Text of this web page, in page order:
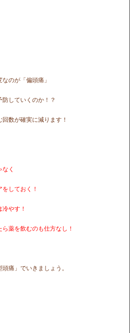
のが「偏頭痛」
していくのか！？
数が確実に減ります！
く
しておく！
やす！
薬を飲むのも仕方なし！
痛」でいきましょう。